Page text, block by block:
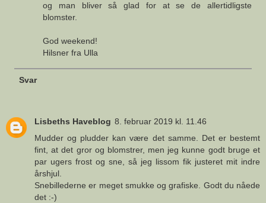
og man bliver så glad for at se de allertidligste
blomster.
God weekend!
Hilsner fra Ulla
Svar
Lisbeths Haveblog 8. februar 2019 kl. 11.46
Mudder og pludder kan være det samme. Det er bestemt
fint, at det gror og blomstrer, men jeg kunne godt bruge et
par ugers frost og sne, så jeg lissom fik justeret mit indre
årshjul.
Snebillederne er meget smukke og grafiske. Godt du nåede
det :-)